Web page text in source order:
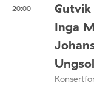
20:00
Inga